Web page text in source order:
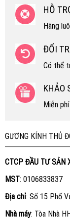
HỖ
Hàng
ĐỔI
Có thể
KHẢO
Miễn
GƯƠNG KÍNH THỦ
CTCP ĐẦU TƯ SẢN
MST: 0106833837
Địa chỉ: Số 15 Phố
Nhà máy: Tòa Nhà